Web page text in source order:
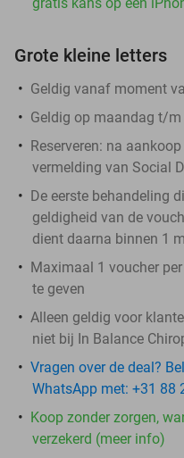
Grote kleine letters
Geldig vanaf moment
Geldig op maandag t/
Reserveren: na
vermelding van Social
De eerste behandeling
geldigheid van de
dient daarna binnen 1
Maximaal 1 voucher
te geven
Alleen geldig voor
niet bij In Balance
Vragen over de deal?
WhatsApp met: +31 88
Koop zonder zorgen,
verzekerd (meer info)